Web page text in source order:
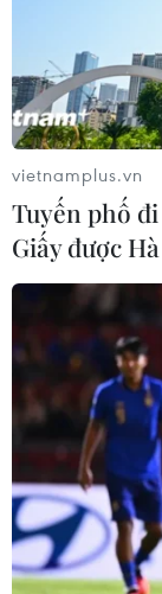
Galaxy Fold 2,
Vsmart
khởi điểm
10/02/2020 08:20
VinSmart đã
vietnamplus.vn
Tuyến phố
Giấy được